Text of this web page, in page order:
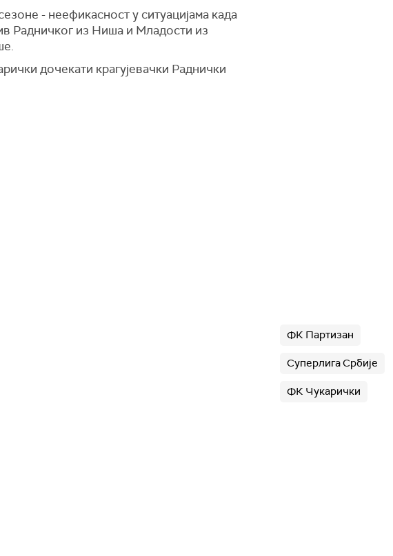
- неефикасност у ситуацијама када
Радничког из Ниша и Младости из
дочекати крагујевачки Раднички
ФК Партизан
Суперлига Србије
ФК Чукарички